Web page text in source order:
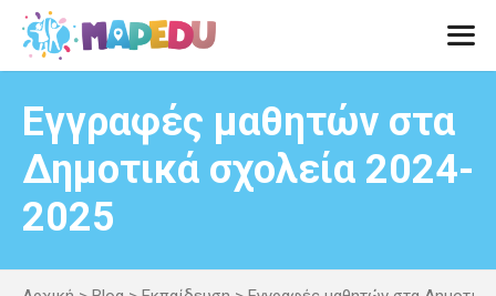
Μετάβαση
περιεχόμενο
Εγγραφές μαθητών στα
Δημοτικά σχολεία 2024-
2025